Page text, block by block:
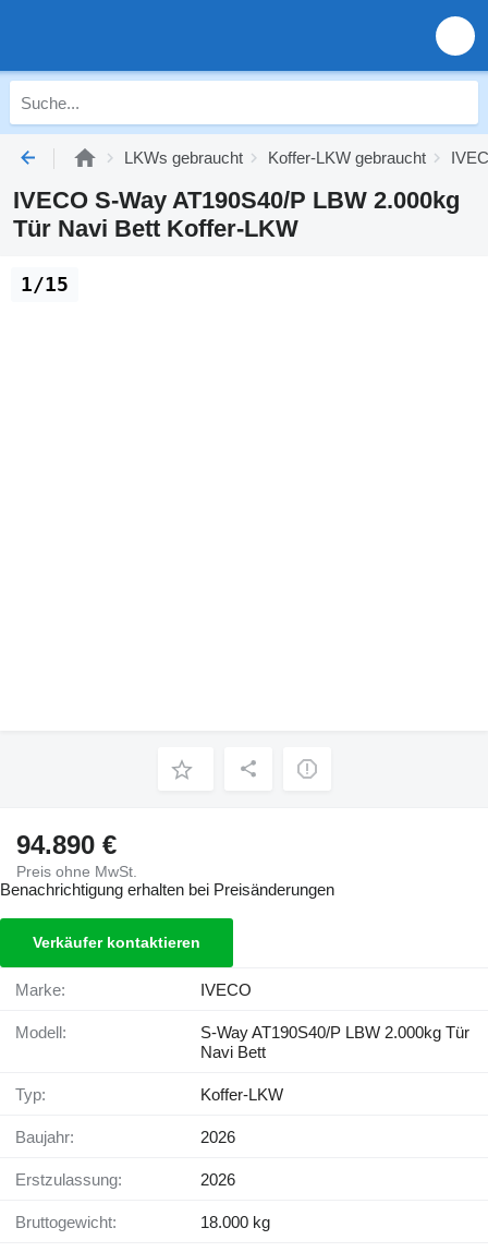
LKWs gebraucht Koffer-LKW gebraucht
IVECO S-Way AT190S40/P LBW 2.000kg
Tür Navi Bett Koffer-LKW
1/15
94.890 €
Preis ohne MwSt.
Benachrichtigung erhalten bei Preisänderungen
Verkäufer kontaktieren
Marke: IVECO
Modell:
S-Way AT190S40/P LBW 2.000kg Tür
Navi Bett
Typ: Koffer-LKW
Baujahr: 2026
Erstzulassung: 2026
Bruttogewicht: 18.000 kg